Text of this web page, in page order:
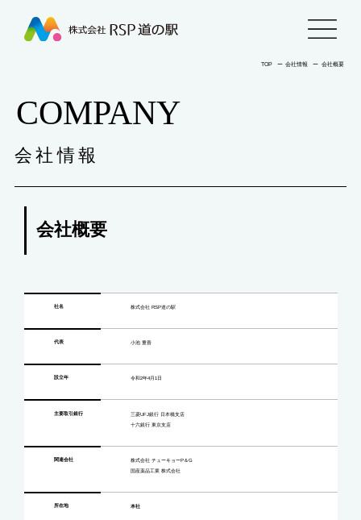
株
会
社
RSP
道
駅
menu
TOP ー 会社情報 ー 会社概要
COMPANY
会社情報
会社概要
社名 株式会社 RSP道の駅
代表 小池 重善
設立年 令和2年4月1日
主要取引銀行 三菱UFJ銀行 日本橋支店
十六銀行 東京支店
関連会社 株式会社 チューキョーP＆G
国産薬品工業 株式会社
所在地 本社